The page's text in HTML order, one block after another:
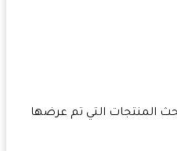
المنتجات التي تم عرضها